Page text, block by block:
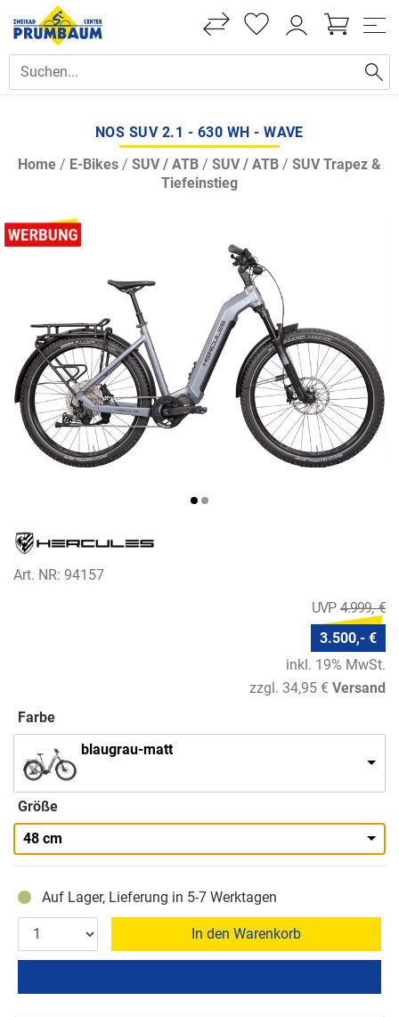
NOS SUV 2.1 - 630 WH - WAVE
Home / E-Bikes / SUV / ATB / SUV / ATB / SUV Trapez &
Tiefeinstieg
Art. NR: 94157
4.999,- €
3.500,- €
inkl. 19% MwSt.
zzgl. 34,95 € Versand
Farbe
blaugrau-matt
Größe
48 cm
Auf Lager, Lieferung in 5-7 Werktagen
In den Warenkorb